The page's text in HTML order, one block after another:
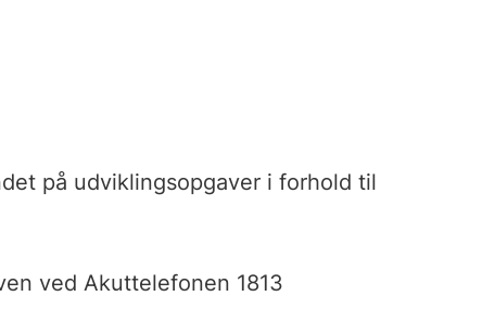
på udviklingsopgaver i forhold til
ved Akuttelefonen 1813